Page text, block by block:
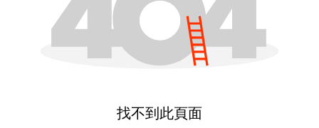
找不到此頁面